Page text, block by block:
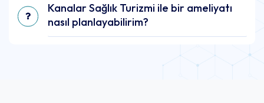
Kanalar Sağlık Turizmi ile bir ameliyatı
nasıl planlayabilirim?